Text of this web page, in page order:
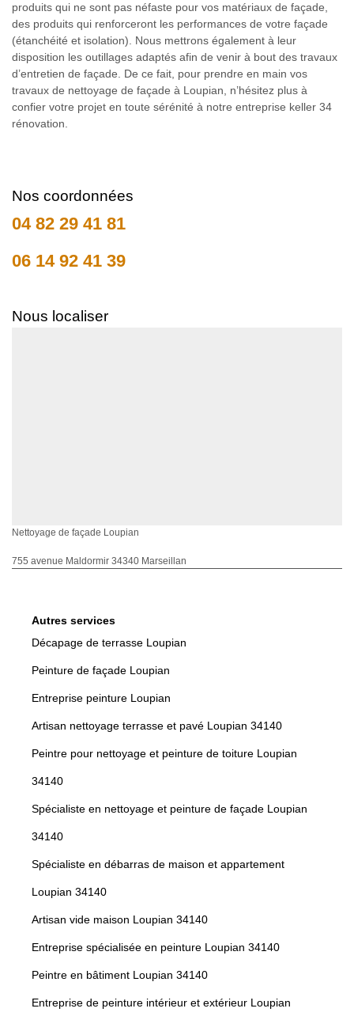
produits qui ne sont pas néfaste pour vos matériaux de façade,
des produits qui renforceront les performances de votre façade
(étanchéité et isolation). Nous mettrons également à leur
disposition les outillages adaptés afin de venir à bout des travaux
d’entretien de façade. De ce fait, pour prendre en main vos
travaux de nettoyage de façade à Loupian, n’hésitez plus à
confier votre projet en toute sérénité à notre entreprise keller 34
rénovation.
Nos coordonnées
04 82 29 41 81
06 14 92 41 39
Nous localiser
Nettoyage de façade Loupian
755 avenue Maldormir 34340 Marseillan
Autres services
Décapage de terrasse Loupian
Peinture de façade Loupian
Entreprise peinture Loupian
Artisan nettoyage terrasse et pavé Loupian 34140
Peintre pour nettoyage et peinture de toiture Loupian
34140
Spécialiste en nettoyage et peinture de façade Loupian
34140
Spécialiste en débarras de maison et appartement
Loupian 34140
Artisan vide maison Loupian 34140
Entreprise spécialisée en peinture Loupian 34140
Peintre en bâtiment Loupian 34140
Entreprise de peinture intérieur et extérieur Loupian